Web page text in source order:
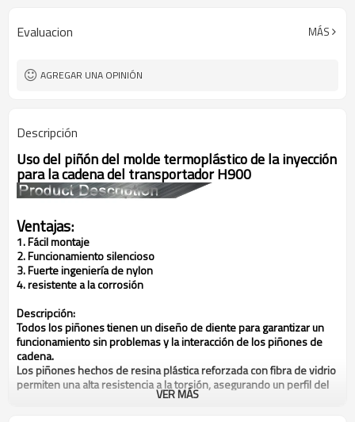
blanco
Evaluacion MÁS
AGREGAR UNA OPINIÓN
Descripción
Uso del piñón del molde termoplástico de la inyección
para la cadena del transportador H900
Ventajas:
1. Fácil montaje
2. Funcionamiento silencioso
3. Fuerte ingeniería de nylon
4. resistente a la corrosión
Descripción:
Todos los piñones tienen un diseño de diente para garantizar un
funcionamiento sin problemas y la interacción de los piñones de
cadena.
Los piñones hechos de resina plástica reforzada con fibra de vidrio
permiten una alta resistencia a la torsión, asegurando un perfil del
diente muy preciso y resistencia al desgaste.
VER MÁS